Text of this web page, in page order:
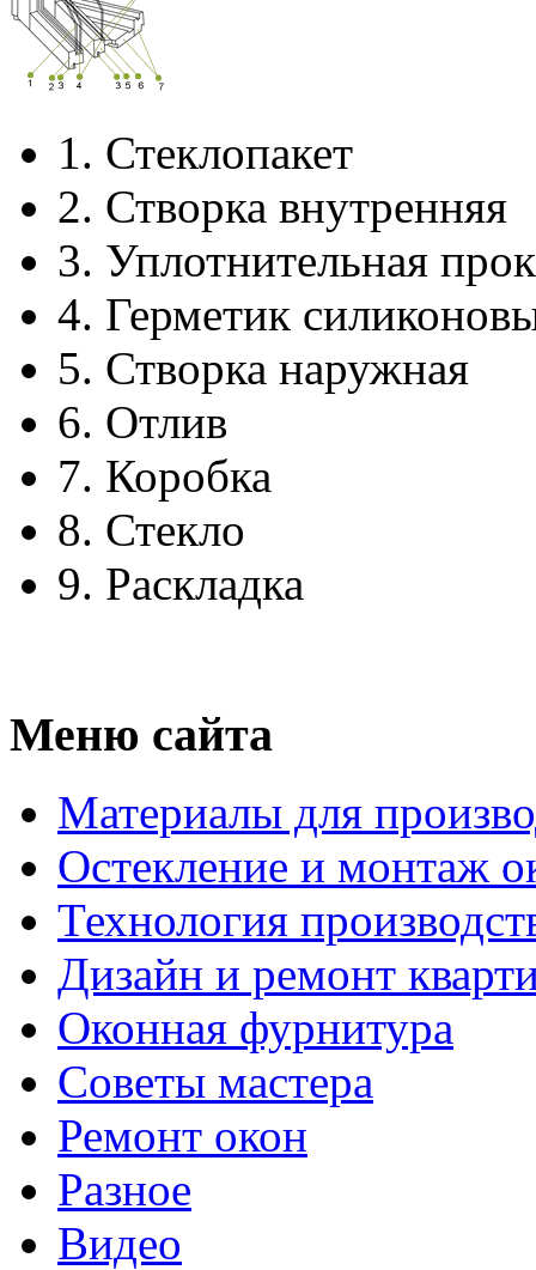
1. Стеклопакет
2. Створка внутренняя
3. Уплотнительная
4. Герметик
5. Створка наружная
6. Отлив
7. Коробка
8. Стекло
9. Раскладка
Меню сайта
Материалы для
Остекление и монтаж
Технология
Дизайн и ремонт
Оконная фурнитура
Советы мастера
Ремонт окон
Разное
Видео